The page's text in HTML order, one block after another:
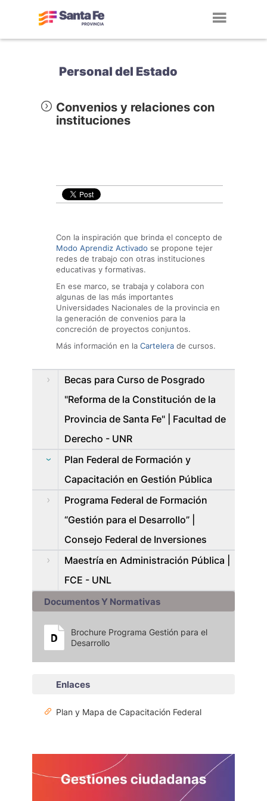
Personal del Estado
Convenios y relaciones con
instituciones
Con la inspiración que brinda el concepto de
Modo Aprendiz Activado se propone tejer
redes de trabajo con otras instituciones
educativas y formativas.
En ese marco, se trabaja y colabora con
algunas de las más importantes
Universidades Nacionales de la provincia en
la generación de convenios para la
concreción de proyectos conjuntos.
Más información en la Cartelera de cursos.
Becas para Curso de Posgrado
"Reforma de la Constitución de la
Provincia de Santa Fe" | Facultad de
Derecho - UNR
Plan Federal de Formación y
Capacitación en Gestión Pública
Programa Federal de Formación
“Gestión para el Desarrollo” |
Consejo Federal de Inversiones
Maestría en Administración Pública |
FCE - UNL
Documentos Y Normativas
Brochure Programa Gestión para el
Desarrollo
Enlaces
Plan y Mapa de Capacitación Federal